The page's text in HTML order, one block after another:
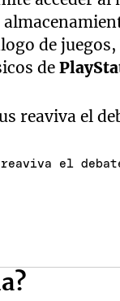
de
de
el